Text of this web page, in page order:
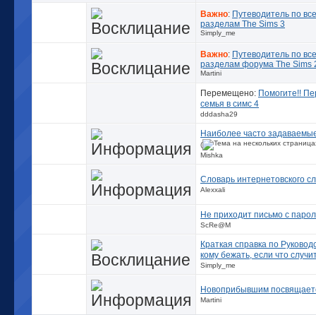
Важно: Путеводитель по
разделам The Sims 3
Simply_me
Важно: Путеводитель по
разделам форума The Sims
Martini
Перемещено: Помогите!!
семья в симс 4
dddasha29
Наиболее часто
(
Mishka
Словарь интернетовского
Alexxali
Не приходит письмо с
ScRe@M
Краткая справка по
кому бежать, если что
Simply_me
Новоприбывшим
Martini